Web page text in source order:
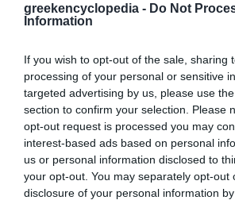
greekencyclopedia - Do Not
Information
If you wish to opt-out of the sale, sharing
processing of your personal or sensitive
targeted advertising by us, please use
section to confirm your selection. Please
opt-out request is processed you may
interest-based ads based on personal
us or personal information disclosed to
your opt-out. You may separately opt-out
disclosure of your personal information
(όσιος) ( ; - περ. 360)
Ημερομηνίες: 0 - 360
Δείγμα λήμματος:
Παφνούτιος ο Μέγας (όσιος) ( ; -
Αιγύπτιος ομολογητήςκαι
άνω Θηβαΐδα. Ο ακριβής τόπος
της γέννησής του είναι άγνωστος.